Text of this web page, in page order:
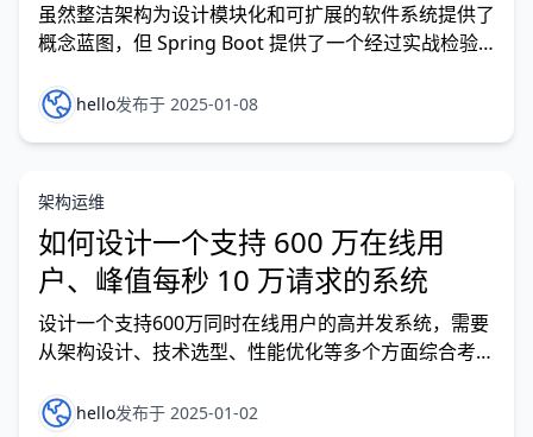
虽然整洁架构为设计模块化和可扩展的软件系统提供了
概念蓝图，但 Spring Boot 提供了一个经过实战检验
发者可以轻松地将整洁架构原则集成到他们的应用程序
中，受益于其丰富的生态系统、依赖注入功能和广泛的
hello发布于 2025-01-08
架构运维
如何设计一个支持 600 万在线用
户、峰值每秒 10 万请求的系统
设计一个支持600万同时在线用户的高并发系统，需要
从架构设计、技术选型、性能优化等多个方面综合考
设计 1. 分层架构 • 客户端层 ：通过CDN加速静态资源
hello发布于 2025-01-02